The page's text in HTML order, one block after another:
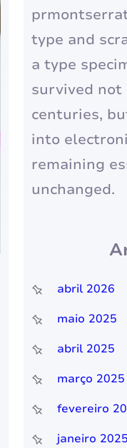
type and
a type
survived not
centuries,
into
remaining
unchanged.
abril 2026
maio 2025
abril 2025
março 2025
fevereiro
janeiro 2025